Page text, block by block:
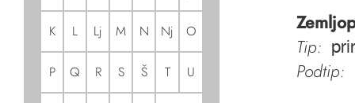
K L Lj M N Nj O
P Q R S Š T U
Tip:
Podtip: